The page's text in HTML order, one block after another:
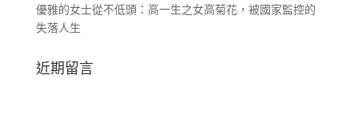
優雅的女士從不低頭：高一生之女高菊花，被國家監控的
失落人生
近期留言